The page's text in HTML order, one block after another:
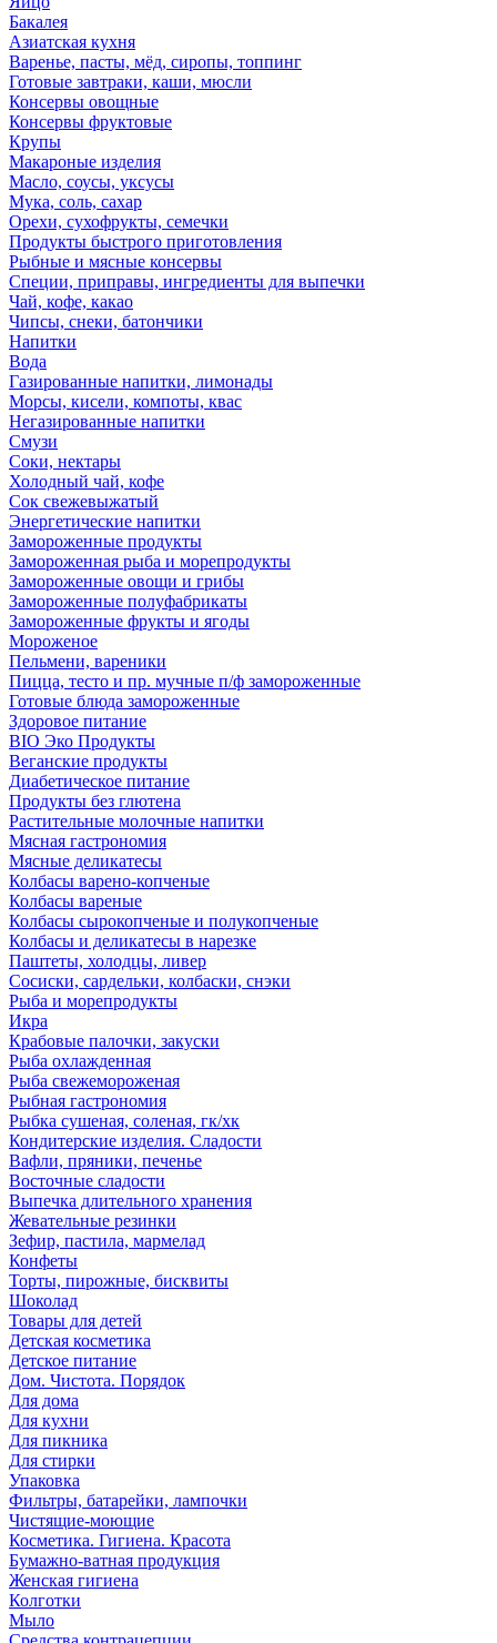
Бакалея
Азиатская кухня
Варенье, пасты, мёд, сиропы, топпинг
Готовые завтраки, каши, мюсли
Консервы овощные
Консервы фруктовые
Крупы
Макароные изделия
Масло, соусы, уксусы
Мука, соль, сахар
Орехи, сухофрукты, семечки
Продукты быстрого приготовления
Рыбные и мясные консервы
Специи, приправы, ингредиенты для выпечки
Чай, кофе, какао
Чипсы, снеки, батончики
Напитки
Вода
Газированные напитки, лимонады
Морсы, кисели, компоты, квас
Негазированные напитки
Смузи
Соки, нектары
Холодный чай, кофе
Сок свежевыжатый
Энергетические напитки
Замороженные продукты
Замороженная рыба и морепродукты
Замороженные овощи и грибы
Замороженные полуфабрикаты
Замороженные фрукты и ягоды
Мороженое
Пельмени, вареники
Пицца, тесто и пр. мучные п/ф замороженные
Готовые блюда замороженные
Здоровое питание
BIO Эко Продукты
Веганские продукты
Диабетическое питание
Продукты без глютена
Растительные молочные напитки
Мясная гастрономия
Мясные деликатесы
Колбасы варено-копченые
Колбасы вареные
Колбасы сырокопченые и полукопченые
Колбасы и деликатесы в нарезке
Паштеты, холодцы, ливер
Сосиски, сардельки, колбаски, снэки
Рыба и морепродукты
Икра
Крабовые палочки, закуски
Рыба охлажденная
Рыба свежемороженая
Рыбная гастрономия
Рыбка сушеная, соленая, гк/хк
Кондитерские изделия. Сладости
Вафли, пряники, печенье
Восточные сладости
Выпечка длительного хранения
Жевательные резинки
Зефир, пастила, мармелад
Конфеты
Торты, пирожные, бисквиты
Шоколад
Товары для детей
Детская косметика
Детское питание
Дом. Чистота. Порядок
Для дома
Для кухни
Для пикника
Для стирки
Упаковка
Фильтры, батарейки, лампочки
Чистящие-моющие
Косметика. Гигиена. Красота
Бумажно-ватная продукция
Женская гигиена
Колготки
Мыло